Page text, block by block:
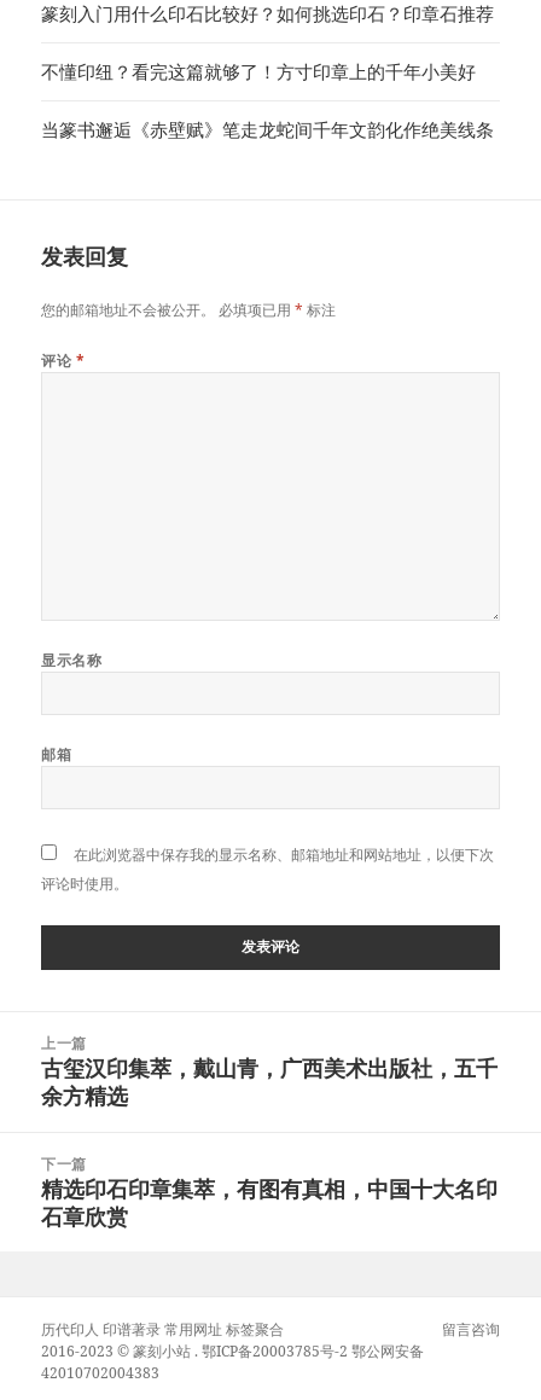
篆刻入门用什么印石比较好？如何挑选印石？印章石推荐
不懂印纽？看完这篇就够了！方寸印章上的千年小美好
当篆书邂逅《赤壁赋》笔走龙蛇间千年文韵化作绝美线条
发表回复
您的邮箱地址不会被公开。 必填项已用* 标注
评论 *
显示名称
邮箱
在此浏览器中保存我的显示名称、邮箱地址和网站地址，以便下次
评论时使用。
上一篇
上
篇
章：
古玺汉印集萃，戴山青，广西美术出版社，五千
余方精选
下一篇
下
篇
精选印石印章集萃，有图有真相，中国十大名印
石章欣赏
历代印人 印谱著录 常用网址 标签聚合
留言咨询
2016-2023 ©篆刻小站 .鄂ICP备20003785号-2 鄂公网安备
42010702004383